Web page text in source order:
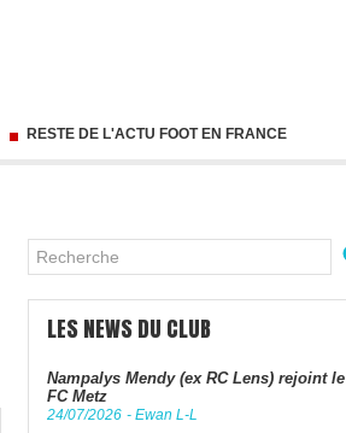
RESTE DE L'ACTU FOOT EN FRANCE
LES NEWS DU CLUB
Nampalys Mendy (ex RC Lens) rejoint le
FC Metz
24/07/2026 - Ewan L-L